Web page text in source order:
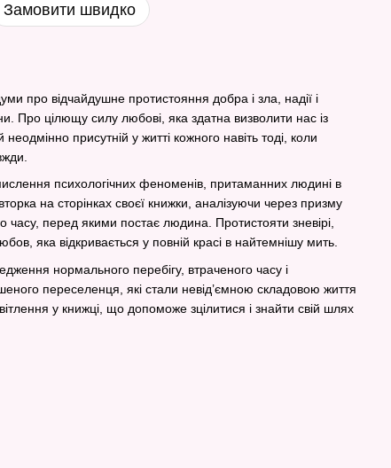
Замовити швидко
про відчайдушне протистояння добра і зла, надії і
Про цілющу силу любові, яка здатна визволити нас із
присутній у житті кожного навіть тоді, коли
психологічних феноменів, притаманних людині в
на сторінках своєї книжки, аналізуючи через призму
часу, перед якими постає людина. Протистояти зневірі,
яка відкривається у повній красі в найтемнішу мить.
нормального перебігу, втраченого часу і
переселенця, які стали невід’ємною складовою життя
у книжці, що допоможе зцілитися і знайти свій шлях